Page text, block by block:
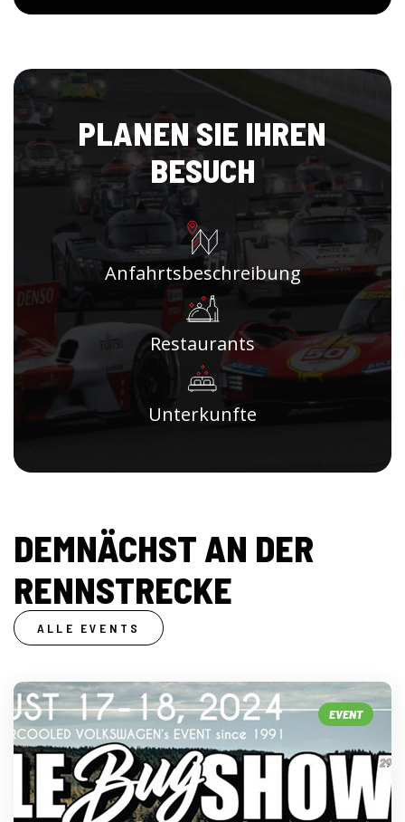
PLANEN SIE IHREN
BESUCH
Anfahrtsbeschreibung
Restaurants
Unterkunfte
DEMNÄCHST AN DER
RENNSTRECKE
ALLE EVENTS
EVENT